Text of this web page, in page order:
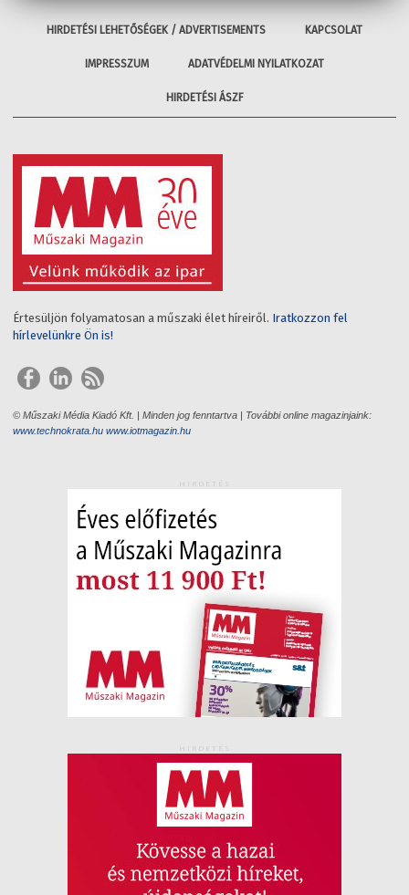
HIRDETÉSI LEHETŐSÉGEK / ADVERTISEMENTS KAPCSOLAT
IMPRESSZUM ADATVÉDELMI NYILATKOZAT
HIRDETÉSI ÁSZF
Értesüljön folyamatosan a műszaki élet híreiről. Iratkozzon fel
hírlevelünkre Ön is!
© Műszaki Média Kiadó Kft. | Minden jog fenntartva | További online magazinjaink:
www.technokrata.hu www.iotmagazin.hu
HIRDETÉS
HIRDETÉS